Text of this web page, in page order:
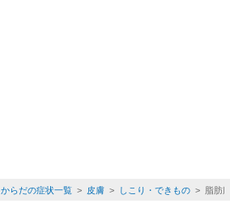
からだの症状一覧> 皮膚> しこり・できもの> 脂肪腫